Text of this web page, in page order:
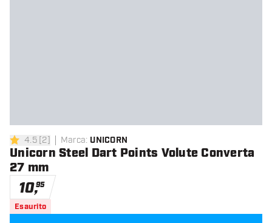
4.5 stelle di valutazione
4.5[2] Marca: UNICORN
Unicorn Steel Dart Points Volute Converta
27 mm
10,95
Esaurito